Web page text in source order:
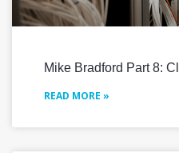
Mike Bradford Part 8:
READ MORE »